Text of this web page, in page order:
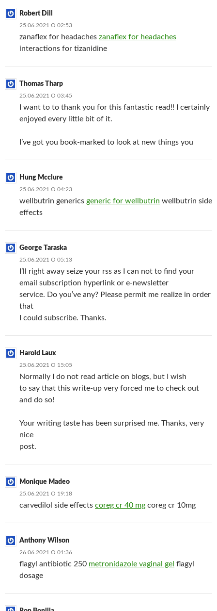
Robert Dill
25.06.2021 О 02:53
zanaflex for headaches zanaflex for headaches
interactions for tizanidine
Thomas Tharp
25.06.2021 О 03:45
I want to to thank you for this fantastic read!! I certainly
enjoyed every little bit of it.
I’ve got you book-marked to look at new things you
Hung Mcclure
25.06.2021 О 04:23
wellbutrin generics generic for wellbutrin wellbutrin side
effects
George Taraska
25.06.2021 О 05:13
I’ll right away seize your rss as I can not to find your
email subscription hyperlink or e-newsletter
service. Do you’ve any? Please permit me realize in order
that
I could subscribe. Thanks.
Harold Laux
25.06.2021 О 15:05
Normally I do not read article on blogs, but I wish
to say that this write-up very forced me to check out
and do so!
Your writing taste has been surprised me. Thanks, very
nice
post.
Monique Madeo
25.06.2021 О 19:18
carvedilol side effects coreg cr 40 mg coreg cr 10mg
Anthony Wilson
26.06.2021 О 01:36
flagyl antibiotic 250 metronidazole vaginal gel flagyl
dosage